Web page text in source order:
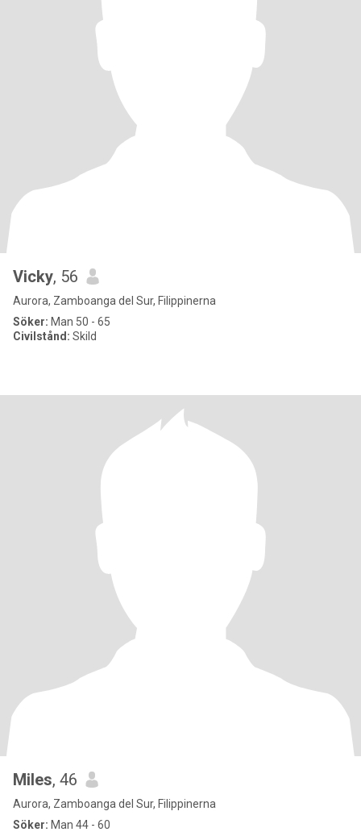
Vicky, 56
Aurora, Zamboanga del Sur, Filippinerna
Söker: Man 50 - 65
Civilstånd: Skild
Miles, 46
Aurora, Zamboanga del Sur, Filippinerna
Söker: Man 44 - 60